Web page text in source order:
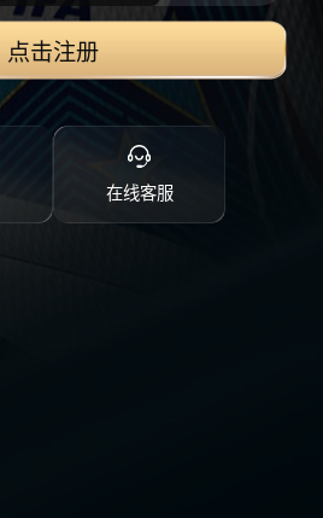
点击注册
在线客服